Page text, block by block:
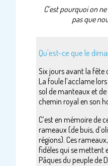
C’est pourquoi on
pas que
Qu'est-ce que le
Six jours avant la fête
La foule l’acclame
sol de manteaux et
chemin royal en son
C’est en mémoire de
rameaux (de buis,
régions). Ces
fidèles qui se mettent
Pâques du peuple de